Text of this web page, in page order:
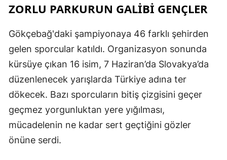
ZORLU PARKURUN GALİBİ GENÇLER
Gökçebağ'daki şampiyonaya 46 farklı şehirden
gelen sporcular katıldı. Organizasyon sonunda
kürsüye çıkan 16 isim, 7 Haziran’da Slovakya’da
düzenlenecek yarışlarda Türkiye adına ter
dökecek. Bazı sporcuların bitiş çizgisini geçer
geçmez yorgunluktan yere yığılması,
mücadelenin ne kadar sert geçtiğini gözler
önüne serdi.